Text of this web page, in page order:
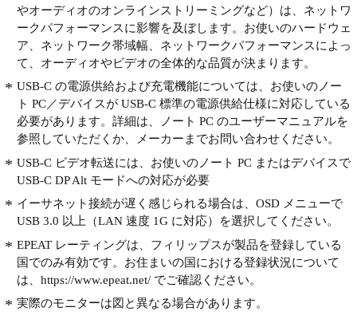
やオーディオのオンラインストリーミングなど）は、ネットワ
ークパフォーマンスに影響を及ぼします。お使いのハードウェ
ア、ネットワーク帯域幅、ネットワークパフォーマンスによっ
て、オーディオやビデオの全体的な品質が決まります。
USB-C の電源供給および充電機能については、お使いのノー
ト PC／デバイスが USB-C 標準の電源供給仕様に対応している
必要があります。詳細は、ノート PC のユーザーマニュアルを
参照していただくか、メーカーまでお問い合わせください。
USB-C ビデオ転送には、お使いのノート PC またはデバイスで
USB-C DP Alt モードへの対応が必要
イーサネット接続が遅く感じられる場合は、OSD メニューで
USB 3.0 以上（LAN 速度 1G に対応）を選択してください。
EPEAT レーティングは、フィリップスが製品を登録している
国でのみ有効です。お住まいの国における登録状況について
は、https://www.epeat.net/ でご確認ください。
実際のモニターは図と異なる場合があります。